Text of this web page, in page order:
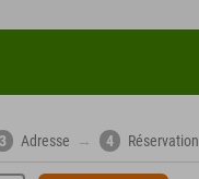
3 Adresse → 4 Réservation